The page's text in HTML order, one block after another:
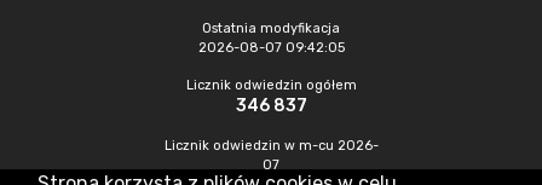
Ostatnia modyfikacja
2026-08-07 09:42:05
Licznik odwiedzin ogółem
346 837
Licznik odwiedzin w m-cu 2026-
07